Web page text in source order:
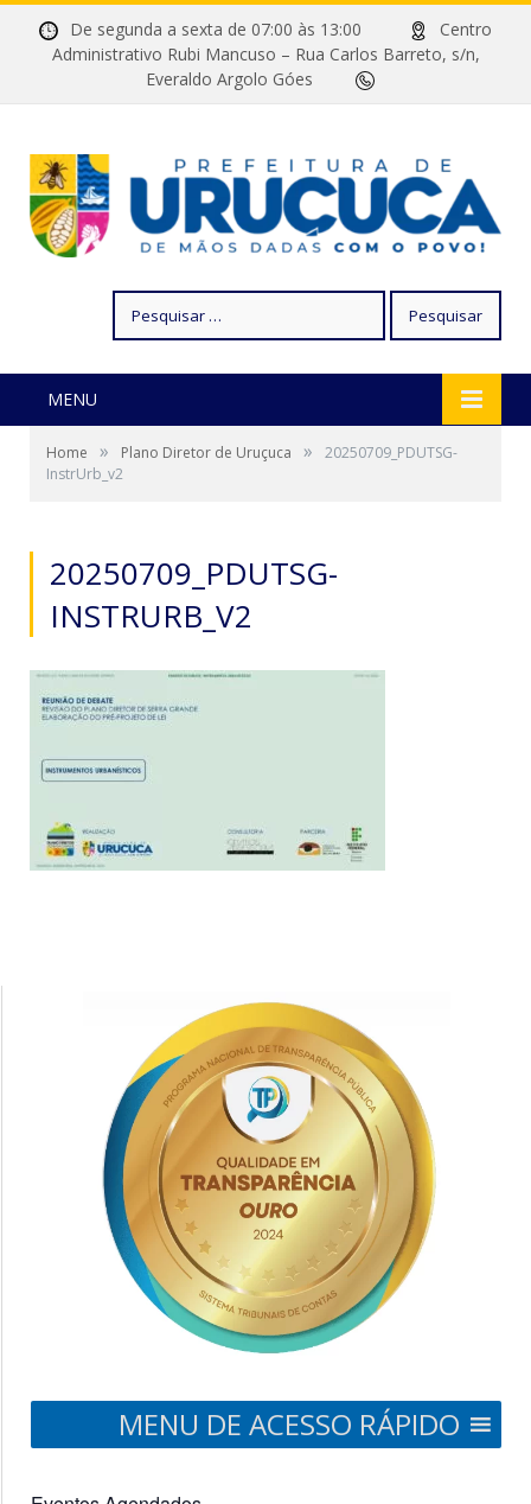
De segunda a sexta de 07:00 às 13:00
Centro
Administrativo Rubi Mancuso – Rua Carlos Barreto, s/n,
Everaldo Argolo Góes
por:
MENU
Home » Plano Diretor de Uruçuca »
20250709_PDUTSG-
InstrUrb_v2
20250709_PDUTSG-
INSTRURB_V2
MENU DE ACESSO RÁPIDO